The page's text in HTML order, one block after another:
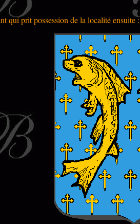
qui prit possession de la localité ensuite :